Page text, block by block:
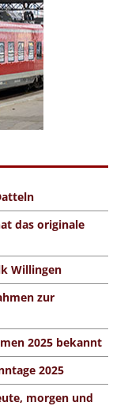
das originale
Willingen
zur
2025 bekannt
2025
morgen und